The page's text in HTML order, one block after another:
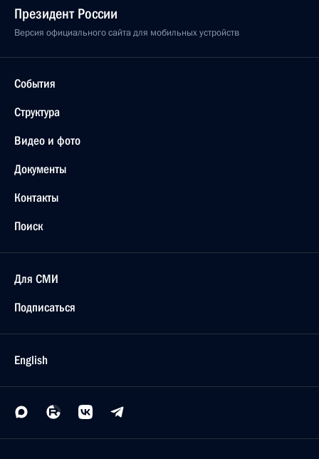
Президент России
Версия официального сайта для мобильных устройств
События
Структура
Видео и фото
Документы
Контакты
Поиск
Для СМИ
Подписаться
English